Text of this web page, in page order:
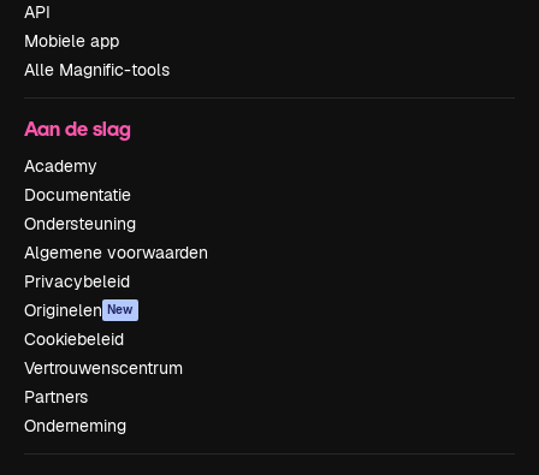
API
Mobiele app
Alle Magnific-tools
Aan de slag
Academy
Documentatie
Ondersteuning
Algemene voorwaarden
Privacybeleid
Originelen New
Cookiebeleid
Vertrouwenscentrum
Partners
Onderneming